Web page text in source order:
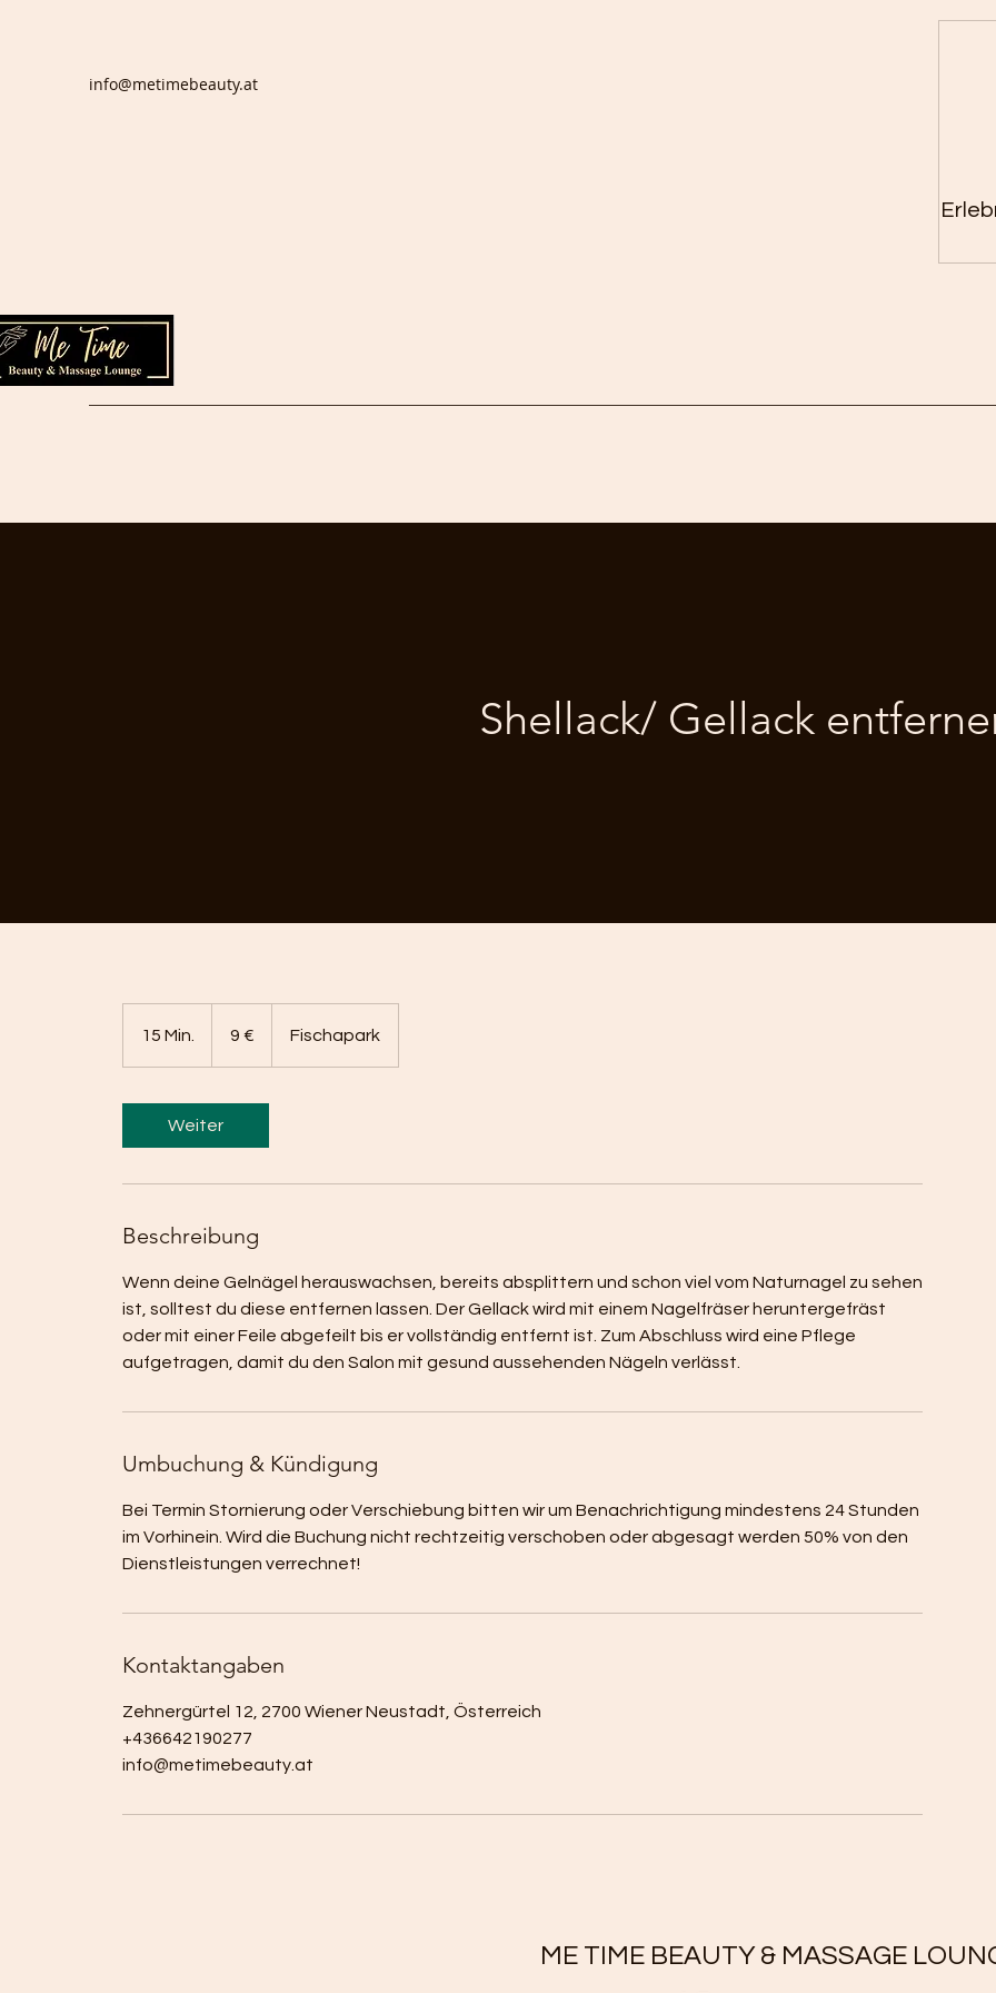
info@metimebeauty.at
Shellack/ Gellack
15 Min.
i
9 € Fischapark
Weiter
Beschreibung
Wenn deine Gelnägel herauswachsen, bereits absplittern und schon viel vom Naturnagel zu sehen
ist, solltest du diese entfernen lassen. Der Gellack wird mit einem Nagelfräser heruntergefräst
oder mit einer Feile abgefeilt bis er vollständig entfernt ist. Zum Abschluss wird eine Pflege
aufgetragen, damit du den Salon mit gesund aussehenden Nägeln verlässt.
Umbuchung & Kündigung
Bei Termin Stornierung oder Verschiebung bitten wir um Benachrichtigung mindestens 24 Stunden
im Vorhinein. Wird die Buchung nicht rechtzeitig verschoben oder abgesagt werden 50% von den
Dienstleistungen verrechnet!
Kontaktangaben
Zehnergürtel 12, 2700 Wiener Neustadt, Österreich
+436642190277
info@metimebeauty.at
ME TIME BEAUTY & MASSAGE